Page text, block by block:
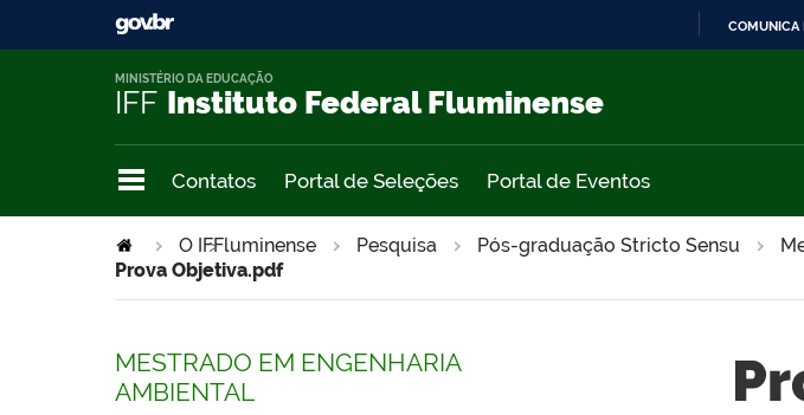
COMUNICA
IFF Instituto Federal Fluminense
MINISTÉRIO DA EDUCAÇÃO
Contatos Portal de Seleções Portal de Eventos
O IFFluminense Pesquisa Pós-graduação Stricto Sensu
>
>
Prova Objetiva.pdf
MESTRADO EM ENGENHARIA
AMBIENTAL